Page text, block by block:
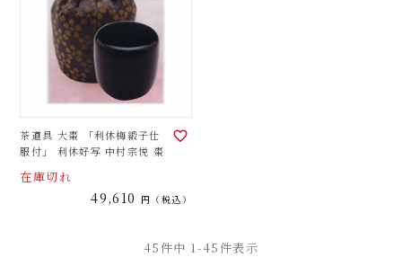
茶道具 大棗 「利休梅緞子仕
服付」 利休好写 中村宗悦 棗
在庫切れ
49,610 税込
45件中 1 -45件表示